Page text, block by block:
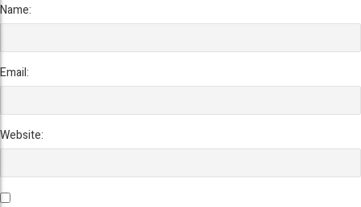
Name:
Email:
Website: